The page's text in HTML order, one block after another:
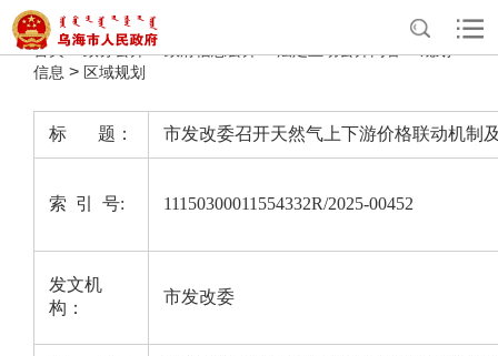
首页>政务公开>
信息 > 区域规划
标 题： 市发改委召开天然气上下游价格联动机制
索 引 号: 11150300011554332R/2025-00452
发文机
构：
市发改委